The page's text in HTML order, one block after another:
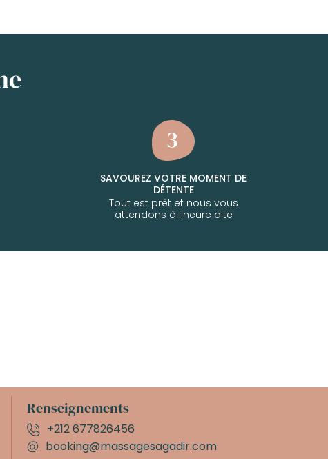
SAVOUREZ VOTRE MOMENT DE
DÉTENTE
Tout est prêt et nous vous
attendons à l'heure dite
Renseignements
+212 677826456
booking@massagesagadir.com